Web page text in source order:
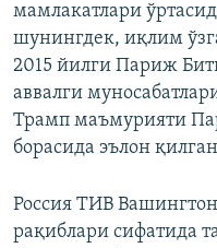
мамлакатлари
шунингдек, иқлим
2015 йилги Париж
аввалги
Трамп маъмурияти
борасида эълон
Россия ТИВ
рақиблари сифатида